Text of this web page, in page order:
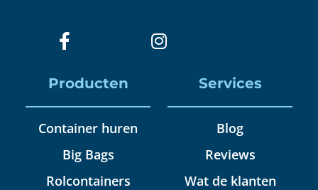
Producten
Container huren
Big Bags
Rolcontainers
Services
Blog
Reviews
Wat de klanten